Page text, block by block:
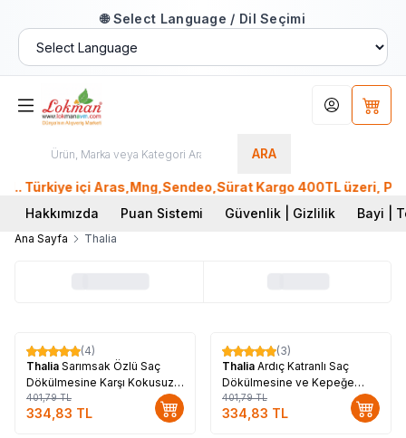
🌐 Select Language / Dil Seçimi
ARA
Hesabım
içi Aras,Mng,Sendeo,Sürat Kargo 400TL üzeri, Ptt
Hakkımızda
Puan Sistemi Güvenlik | Gizlilik Bayi |
Ana Sayfa Thalia
%17
(4)
Thalia Sarımsak Özlü Saç
Dökülmesine Karşı Kokusuz
Şampuan 300 ML
401,79TL
334,83 TL
%17
(3)
Thalia Ardıç Katranlı Saç
Dökülmesine ve Kepeğe
Karşı Şampuan 300 ML
401,79TL
334,83 TL